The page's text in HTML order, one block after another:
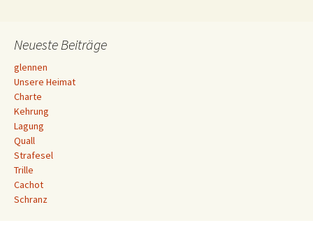
Neueste Beiträge
glennen
Unsere Heimat
Charte
Kehrung
Lagung
Quall
Strafesel
Trille
Cachot
Schranz